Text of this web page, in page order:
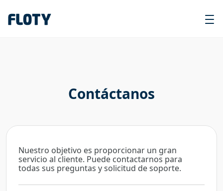
Contáctanos
Nuestro objetivo es proporcionar un gran
servicio al cliente. Puede contactarnos para
todas sus preguntas y solicitud de soporte.